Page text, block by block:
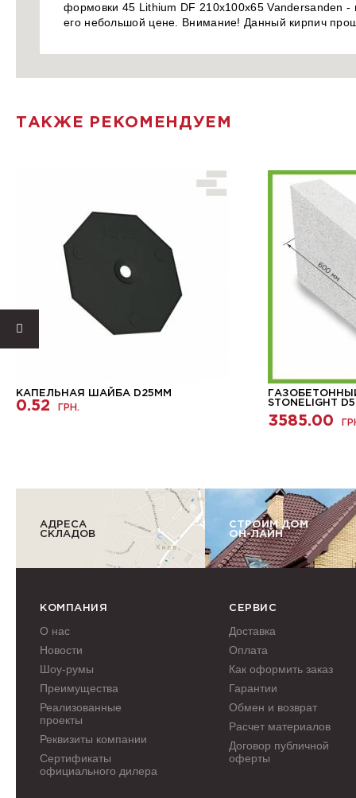
формовки 45 Lithium DF 210x100x65 Vandersanden -
его небольшой цене. Внимание! Данный кирпич
ТАКЖЕ РЕКОМЕНДУЕМ
КАПЕЛЬНАЯ ШАЙБА D25ММ
0.52 ГРН.
STONELIGHT
3585.00
АДРЕСА
СКЛАДОВ
СТРОИМ ДОМ
ОН-ЛАЙН
КОМПАНИЯ
О нас
Новости
Шоу-румы
Преимущества
Реализованные
проекты
Реквизиты компании
Сертификаты
официального дилера
СЕРВИС
Доставка
Оплата
Как оформить заказ
Гарантии
Обмен и возврат
Расчет материалов
Договор публичной
оферты